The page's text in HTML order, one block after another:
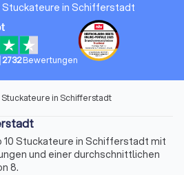
Stuckateure in Schifferstadt
2732 Bewertungen
Stuckateure in Schifferstadt
10 Stuckateure in Schifferstadt mit
und einer durchschnittlichen
8.